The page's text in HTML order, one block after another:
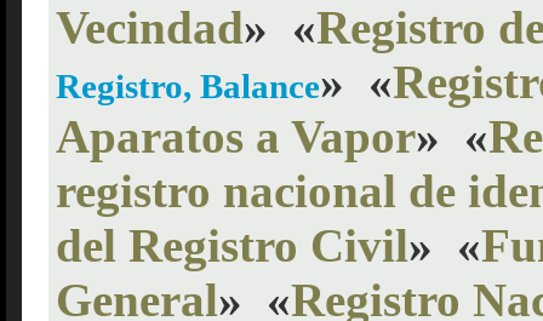
Vecindad» «Registro
Registro, Balance» «
Aparatos a Vapor» «
registro nacional de
del Registro Civil» «
General» «Registro